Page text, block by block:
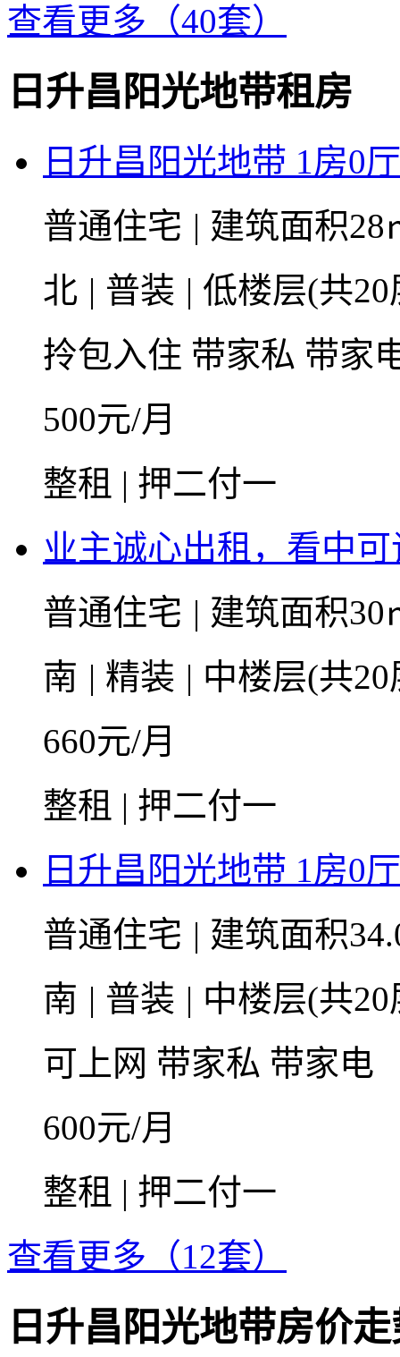
查看更多（40套）
日升昌阳光地带租房
日升昌阳光地带 1房0
普通住宅 | 建筑面积
北 | 普装 | 低楼层(共
拎包入住 带家私 带家
500元/月
整租 | 押二付一
业主诚心出租，看中可
普通住宅 | 建筑面积
南 | 精装 | 中楼层(共
660元/月
整租 | 押二付一
日升昌阳光地带 1房0
普通住宅 | 建筑面积
南 | 普装 | 中楼层(共
可上网 带家私 带家电
600元/月
整租 | 押二付一
查看更多（12套）
日升昌阳光地带房价